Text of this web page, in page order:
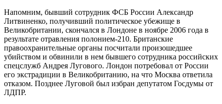
Напомним, бывший сотрудник ФСБ России Александр
Литвиненко, получивший политическое убежище в
Великобритании, скончался в Лондоне в ноябре 2006 года в
результате отравления полонием-210. Британские
правоохранительные органы посчитали произошедшее
убийством и обвинили в нем бывшего сотрудника российских
спецслужб Андрея Лугового. Лондон потребовал от России
его экстрадиции в Великобританию, на что Москва ответила
отказом. Позднее Луговой был избран депутатом Госдумы от
ЛДПР.